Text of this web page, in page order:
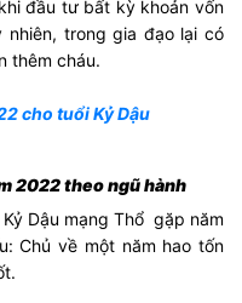
đầu tư bất kỳ khoản vốn
nhiên, trong gia đạo lại có
thêm cháu.
cho tuổi Kỷ Dậu
2022 theo ngũ hành
Dậu mạng Thổ gặp năm
Chủ về một năm hao tốn